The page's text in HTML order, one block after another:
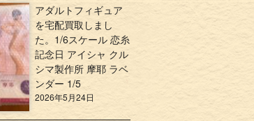
アダルトフィギュア
を宅配買取しまし
た。1/6スケール 恋糸
記念日 アイシャ クル
シマ製作所 摩耶 ラベ
ンダー 1/5
2026年5月24日